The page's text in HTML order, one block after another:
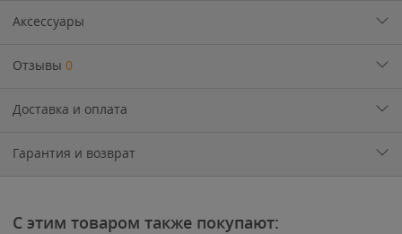
Аксессуары
Отзывы 0
Доставка и оплата
Гарантия и возврат
С этим товаром также покупают: